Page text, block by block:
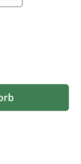
verfügbar.)